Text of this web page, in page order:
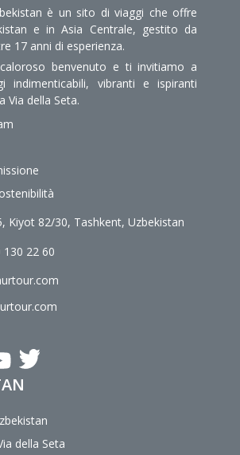
è un sito di viaggi che offre
e in Asia Centrale, gestito da
17 anni di esperienza.
benvenuto e ti invitiamo a
indimenticabili, vibranti e ispiranti
Via della Seta.
Kiyot 82/30, Tashkent, Uzbekistan
130 22 60
della Seta